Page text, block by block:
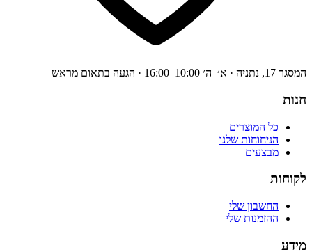
המסגר 17, נתניה · א׳–ה׳ 10:00–16:00 · הגעה בתאום מראש
חנות
כל המוצרים
הניחוחות שלנו
מבצעים
לקוחות
החשבון שלי
ההזמנות שלי
מידע